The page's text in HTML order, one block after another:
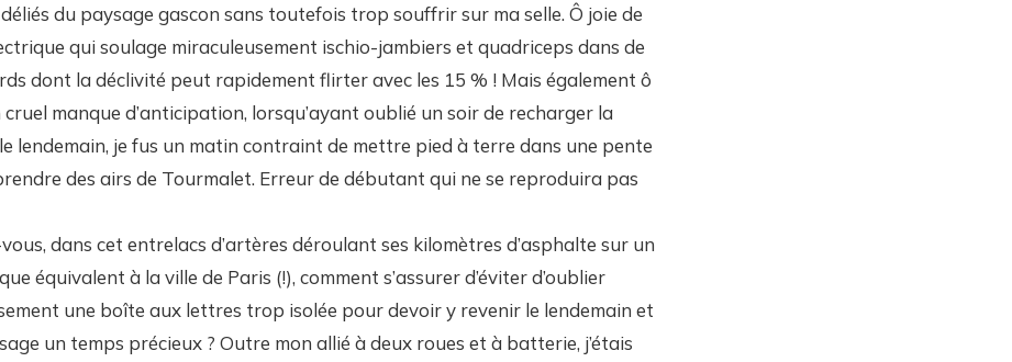
du paysage gascon sans toutefois trop souffrir sur ma selle. Ô joie de
qui soulage miraculeusement ischio-jambiers et quadriceps dans de
dont la déclivité peut rapidement flirter avec les 15 % ! Mais également ô
cruel manque d’anticipation, lorsqu’ayant oublié un soir de recharger la
lendemain, je fus un matin contraint de mettre pied à terre dans une pente
des airs de Tourmalet. Erreur de débutant qui ne se reproduira pas
dans cet entrelacs d’artères déroulant ses kilomètres d’asphalte sur un
équivalent à la ville de Paris (!), comment s’assurer d’éviter d’oublier
une boîte aux lettres trop isolée pour devoir y revenir le lendemain et
un temps précieux ? Outre mon allié à deux roues et à batterie, j’étais